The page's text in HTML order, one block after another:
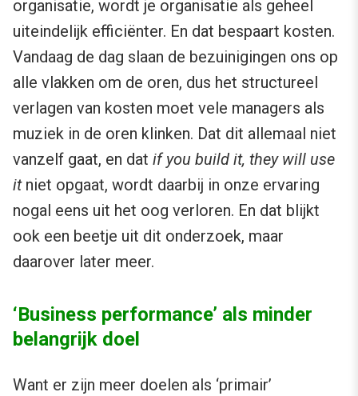
organisatie, wordt je organisatie als geheel
uiteindelijk efficiënter. En dat bespaart kosten.
Vandaag de dag slaan de bezuinigingen ons op
alle vlakken om de oren, dus het structureel
verlagen van kosten moet vele managers als
muziek in de oren klinken. Dat dit allemaal niet
vanzelf gaat, en dat if you build it, they will use
itniet opgaat, wordt daarbij in onze ervaring
nogal eens uit het oog verloren. En dat blijkt
ook een beetje uit dit onderzoek, maar
daarover later meer.
‘Business performance’ als minder
belangrijk doel
Want er zijn meer doelen als ‘primair’